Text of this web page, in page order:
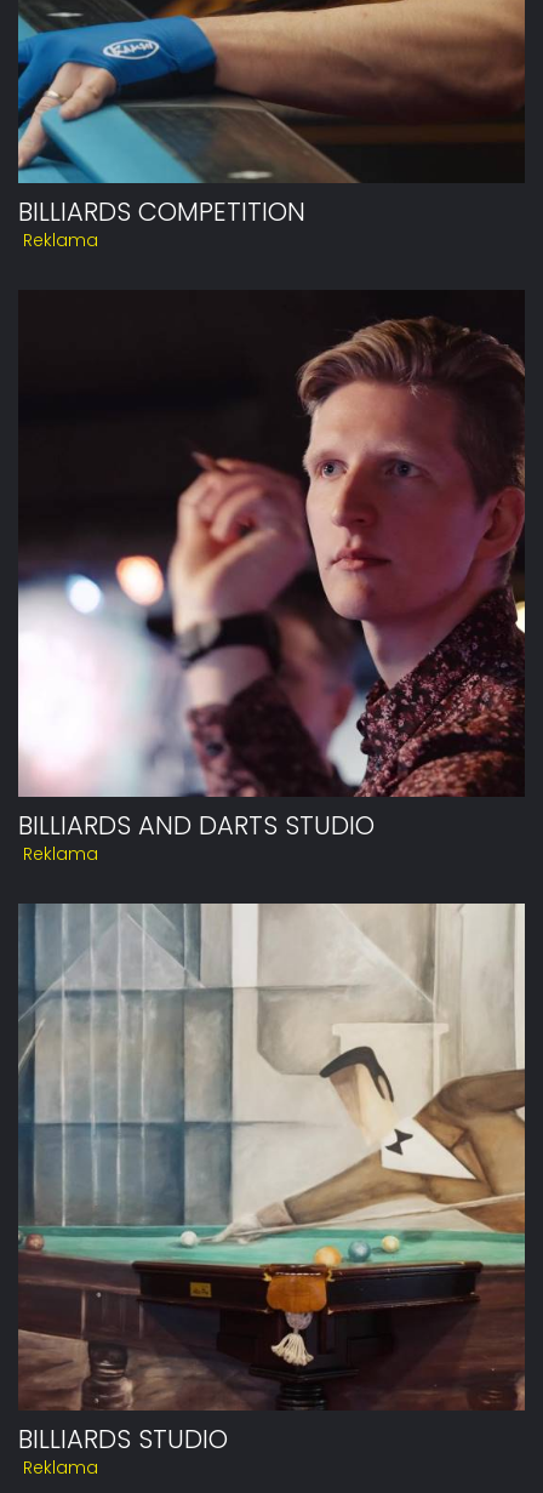
BILLIARDS COMPETITION
Reklama
BILLIARDS AND DARTS STUDIO
Reklama
BILLIARDS STUDIO
Reklama